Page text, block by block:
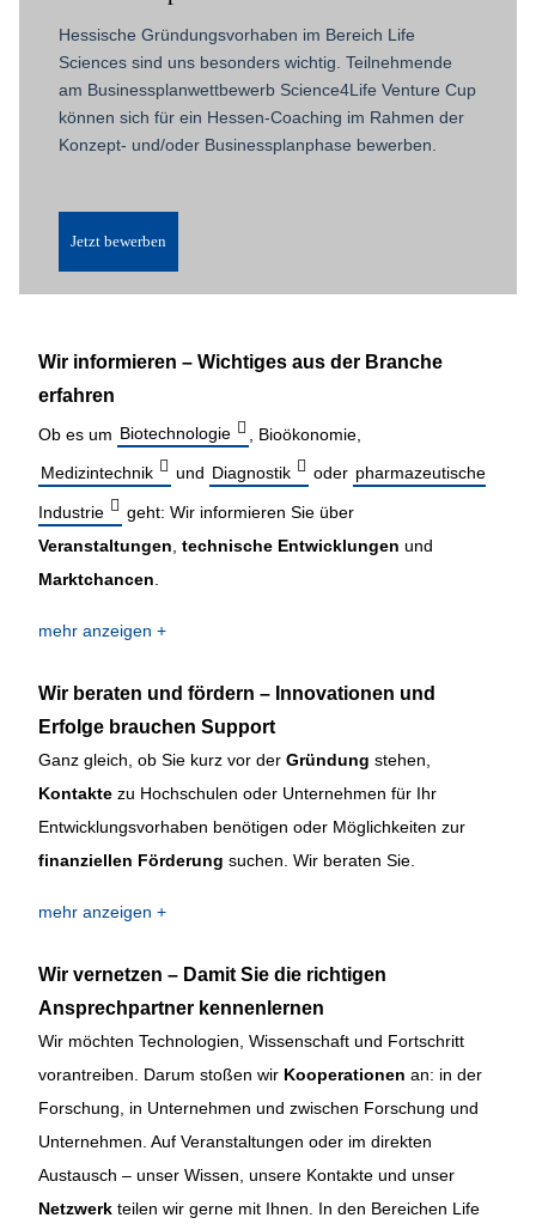
Hessische Gründungsvorhaben im Bereich Life
Sciences sind uns besonders wichtig. Teilnehmende
am Businessplanwettbewerb Science4Life Venture Cup
können sich für ein Hessen-Coaching im Rahmen der
Konzept- und/oder Businessplanphase bewerben.
Jetzt bewerben
Wir informieren – Wichtiges aus der Branche
erfahren
Ob es um Biotechnologie Bioökonomie
Medizintechnik und Diagnostik oder pharmazeutische
Industrie
geht: Wir informieren Sie über
Veranstaltungen ,technische Entwicklungen und
Marktchancen
mehr anzeigen
Wir beraten und fördern – Innovationen und
Erfolge brauchen Support
Ganz gleich, ob Sie kurz vor derGründung stehen,
Kontakte zu Hochschulen oder Unternehmen für Ihr
Entwicklungsvorhaben benötigen oder Möglichkeiten zur
finanziellen Förderung suchen. Wir beraten Sie.
mehr anzeigen
Wir vernetzen – Damit Sie die richtigen
Ansprechpartner kennenlernen
Wir möchten Technologien, Wissenschaft und Fortschritt
vorantreiben. Darum stoßen wir Kooperationen an: in der
Forschung, in Unternehmen und zwischen Forschung und
Unternehmen. Auf Veranstaltungen oder im direkten
Austausch – unser Wissen, unsere Kontakte und unser
Netzwerk teilen wir gerne mit Ihnen. In den Bereichen Life